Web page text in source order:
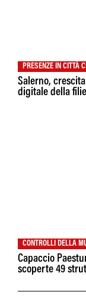
PRESENZE IN CITTÀ
Salerno,
digitale della
CONTROLLI DELLA
Capaccio
scoperte 49